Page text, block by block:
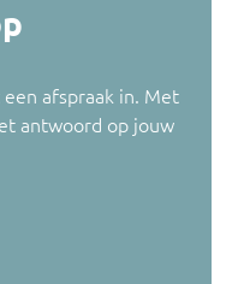
afspraak in. Met
antwoord op jouw